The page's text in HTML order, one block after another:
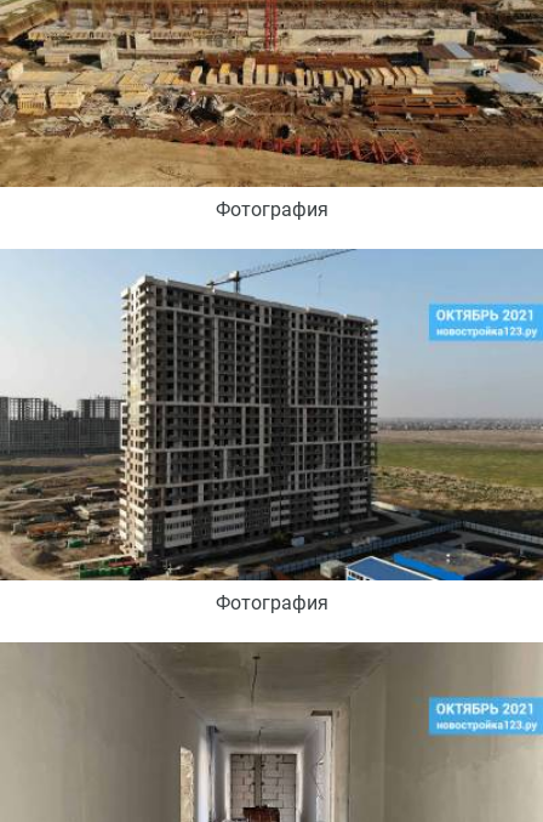
Фотография
Фотография